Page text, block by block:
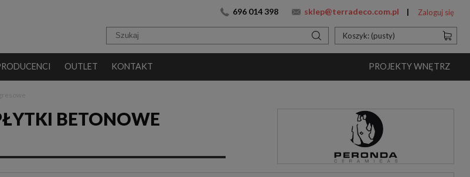
696 014 398 sklep@terradeco.com.pl Zaloguj się
Koszyk: (pusty)
OUTLET KONTAKT PROJEKTY WNĘTRZ
BETONOWE